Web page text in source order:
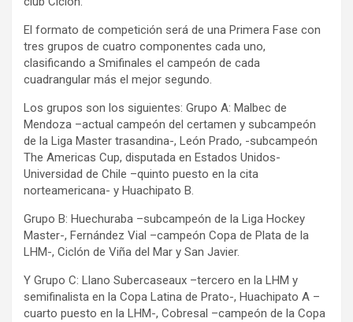
El formato de competición será de una Primera Fase con
tres grupos de cuatro componentes cada uno,
clasificando a Smifinales el campeón de cada
cuadrangular más el mejor segundo.
Los grupos son los siguientes: Grupo A: Malbec de
Mendoza –actual campeón del certamen y subcampeón
de la Liga Master trasandina-, León Prado, -subcampeón
The Americas Cup, disputada en Estados Unidos-
Universidad de Chile –quinto puesto en la cita
norteamericana- y Huachipato B.
Grupo B: Huechuraba –subcampeón de la Liga Hockey
Master-, Fernández Vial –campeón Copa de Plata de la
LHM-, Ciclón de Viña del Mar y San Javier.
Y Grupo C: Llano Subercaseaux –tercero en la LHM y
semifinalista en la Copa Latina de Prato-, Huachipato A –
cuarto puesto en la LHM-, Cobresal –campeón de la Copa